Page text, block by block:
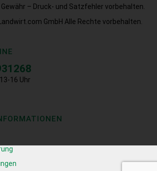
– Druck- und Satzfehler vorbehalten.
Landwirt.com GmbH Alle Rechte vorbehalten.
16 Uhr